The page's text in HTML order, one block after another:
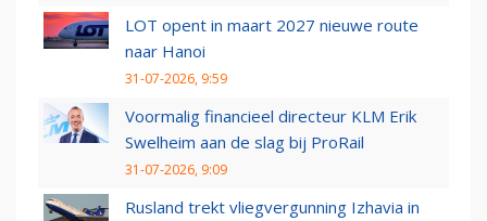
LOT opent in maart 2027 nieuwe route
naar Hanoi
31-07-2026, 9:59
Voormalig financieel directeur KLM Erik
Swelheim aan de slag bij ProRail
31-07-2026, 9:09
Rusland trekt vliegvergunning Izhavia in